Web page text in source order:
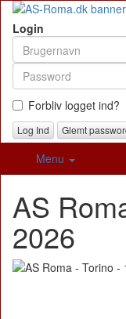
Login
Forbliv logget ind?
Glemt
Menu
AS
2026